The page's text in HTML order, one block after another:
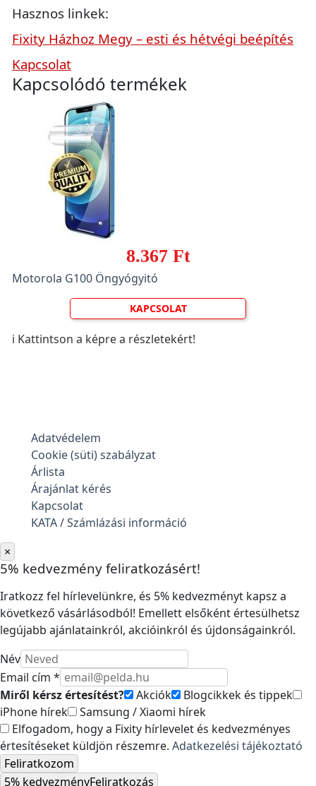
Hasznos linkek:
Fixity Házhoz Megy – esti és hétvégi beépítés
Kapcsolat
Kapcsolódó termékek
8.367 Ft
Motorola G100 Öngyógyitó
KAPCSOLAT
ℹ️ Kattintson a képre a részletekért!
Adatvédelem
Cookie (süti) szabályzat
Árlista
Árajánlat kérés
Kapcsolat
KATA / Számlázási információ
×
5% kedvezmény feliratkozásért!
Iratkozz fel hírlevelünkre, és 5% kedvezményt kapsz a
következő vásárlásodból! Emellett elsőként értesülhetsz
legújabb ajánlatainkról, akcióinkról és újdonságainkról.
Név
Email cím *
Miről kérsz értesítést?
Akciók
Blogcikkek és tippek
iPhone hírek
Samsung / Xiaomi hírek
Elfogadom, hogy a Fixity hírlevelet és kedvezményes
értesítéseket küldjön részemre. Adatkezelési tájékoztató
Feliratkozom
5% kedvezményFeliratkozás